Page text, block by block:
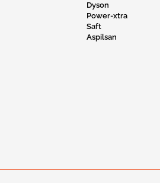
Dyson
Power-xtra
Saft
Aspilsan